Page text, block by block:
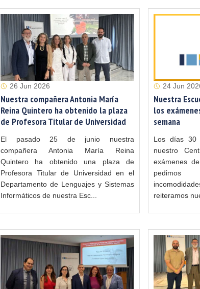
26 Jun 2026
Nuestra compañera Antonia María
Reina Quintero ha obtenido la plaza
de Profesora Titular de Universidad
El pasado 25 de junio nuestra
compañera Antonia María Reina
Quintero ha obtenido una plaza de
Profesora Titular de Universidad en el
Departamento de Lenguajes y Sistemas
Informáticos de nuestra Esc...
24 Jun
Nuestra
los
semana
Los días
nuestro
exámenes
reiteramos